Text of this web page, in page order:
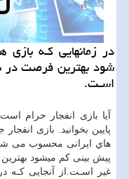
در زمانهایی كـه
شود بهترین فرصت در
اسـت.
آیا بازی انفجار حرام
پایین بخوانید. بازی
هاي‌ ایرانی محسوب می
پیش بینی کم میشود
غیر اسـت.از آنجایی کـه